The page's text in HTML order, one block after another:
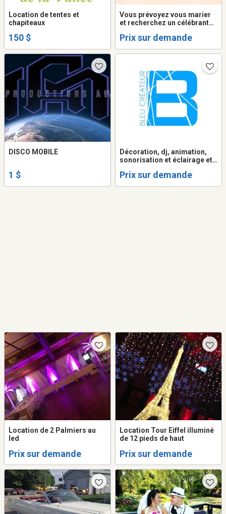
Location de tentes et
chapiteaux
150 $
Vous prévoyez vous marier
et recherchez un célébrant
Prix sur demande
DISCO MOBILE
1 $
Décoration, dj, animation,
sonorisation et éclairage et
corporatifs, bals, etc
Prix sur demande
Location de 2 Palmiers au
led
Prix sur demande
Location Tour Eiffel illuminé
de 12 pieds de haut
Prix sur demande